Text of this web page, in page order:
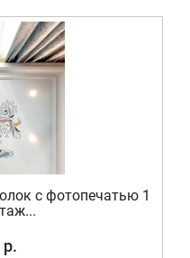
с фотопечатью 1
р.